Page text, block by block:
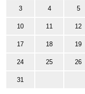
3 4 5
10 11 12
17 18 19
24 25 26
31